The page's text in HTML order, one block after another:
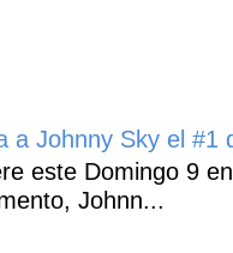
a Johnny Sky el #1
este Domingo 9
Johnn...